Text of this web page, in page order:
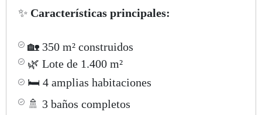
✨ Características principales:
🏡 350 m² construidos
🌿 Lote de 1.400 m²
🛏️ 4 amplias habitaciones
🚿 3 baños completos